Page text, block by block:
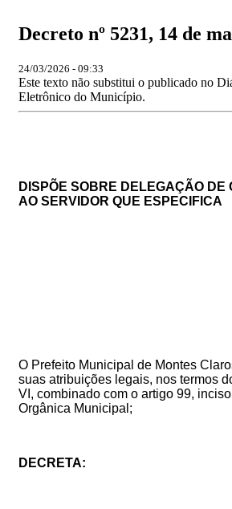
Decreto nº 5231, 14 de
24/03/2026 - 09:33
Este texto não substitui o publicado no
Eletrônico do Município.
DISPÕE SOBRE DELEGAÇÃO DE
AO SERVIDOR QUE ESPECIFICA
O Prefeito Municipal de Montes
suas atribuições legais, nos termos
VI, combinado com o artigo 99, inciso I
Orgânica Municipal ;
DECRETA: